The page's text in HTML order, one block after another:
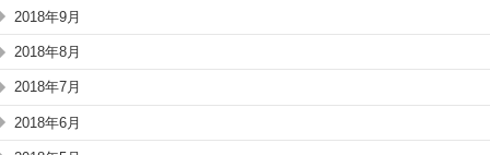
2018年9月
2018年8月
2018年7月
2018年6月